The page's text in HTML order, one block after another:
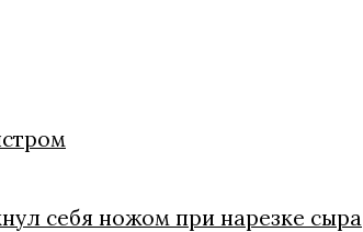
себя ножом при нарезке сыра